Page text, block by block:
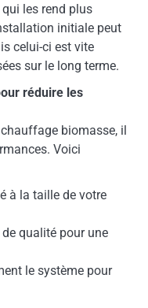
les rend plus
initiale peut
celui-ci est vite
sur le long terme.
réduire les
biomasse, il
Voici
à la taille de votre
qualité pour une
le système pour